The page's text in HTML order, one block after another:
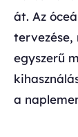
át. Az
tervezése,
egyszerű
a